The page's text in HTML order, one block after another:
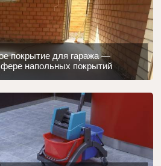
покрытие для гаража —
напольных покрытий